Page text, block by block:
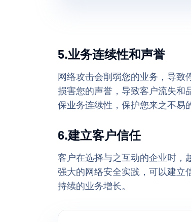
5.业务连续性和声誉
网络攻击会削弱您的业务，导致
损害您的声誉，导致客户流失和
保业务连续性，保护您来之不易
6.建立客户信任
客户在选择与之互动的企业时，
强大的网络安全实践，可以建立
持续的业务增长。